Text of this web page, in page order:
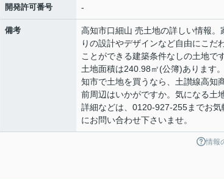
開発許可番号 -
備考
高知市口細山 売土地の詳しい情報。
りの設計やデザインなど自由にこだ
ことができる建築条件なしの土地で
土地面積は240.98㎡(公簿)あります
知市で土地を買うなら、土讃線高知
前周辺はいかがですか。気になる土
詳細などは、0120-927-255までお気
にお問い合わせ下さいませ。
情報